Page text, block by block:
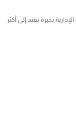
بخبرة تمتد إلى أكثر